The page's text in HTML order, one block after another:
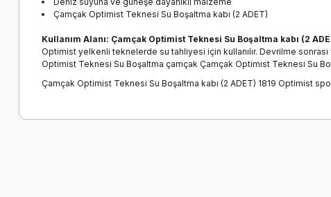
Çamçak Optimist Teknesi Su Boşaltma kabı (2 ADET)
Kullanım Alanı: Çamçak Optimist Teknesi Su Boşaltma kabı (2
Optimist yelkenli teknelerde su tahliyesi için kullanılır. Devrilme
Optimist Teknesi Su Boşaltma çamçak Çamçak Optimist Teknesi Su
Çamçak Optimist Teknesi Su Boşaltma kabı (2 ADET) 1819 Optimist